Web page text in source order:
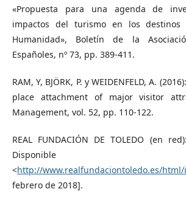
«Propuesta para una agenda de
impactos del turismo en los destinos
Humanidad», Boletín de la
Españoles, nº 73, pp. 389-411.
RAM, Y, BJÖRK, P. y WEIDENFELD, A.
place attachment of major visitor
Management, vol. 52, pp. 110-122.
REAL FUNDACIÓN DE TOLEDO (en
<http://www.realfundaciontoledo.es/
febrero de 2018].